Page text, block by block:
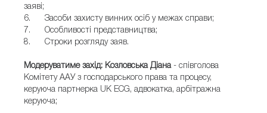
заяві;
6. Засоби захисту винних осіб у межах справи;
7. Особливості представництва;
8. Строки розгляду заяв.
Модеруватиме захід: Козловська Діана- співголова
Комітету ААУ з господарського права та процесу,
керуюча партнерка UK ECG, адвокатка, арбітражна
керуюча;